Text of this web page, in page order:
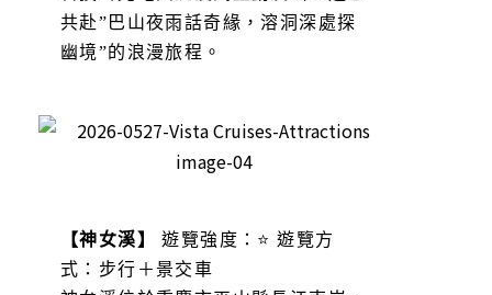
共赴”巴山夜雨話奇緣，溶洞深處探
幽境”的浪漫旅程。
【神女溪】
遊覽強度：⭐ 遊覽方
式：步行＋景交車